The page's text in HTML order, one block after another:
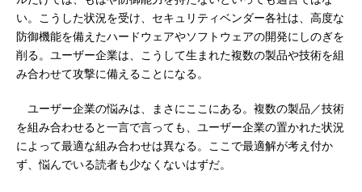
い。こうした状況を受け、セキュリティベンダー各社は、高度な
防御機能を備えたハードウェアやソフトウェアの開発にしのぎを
削る。ユーザー企業は、こうして生まれた複数の製品や技術を組
み合わせて攻撃に備えることになる。
ユーザー企業の悩みは、まさにここにある。複数の製品／技術
を組み合わせると一言で言っても、ユーザー企業の置かれた状況
によって最適な組み合わせは異なる。ここで最適解が考え付か
ず、悩んでいる読者も少なくないはずだ。